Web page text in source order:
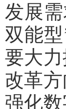
发展
双能
要大
改革
强化